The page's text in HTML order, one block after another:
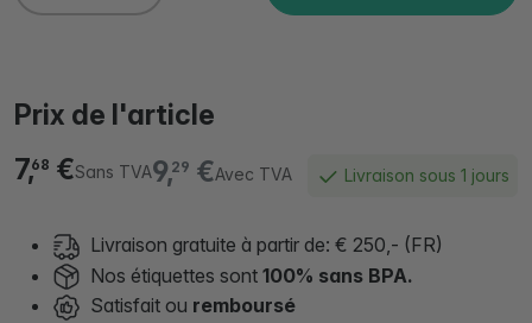
Prix de l'article
9,29 €Avec TVA
7,68 €Sans TVA Livraison sous 1 jours
Livraison gratuite à partir de: € 250,- (FR)
Nos étiquettes sont 100% sans BPA.
Satisfait ou remboursé